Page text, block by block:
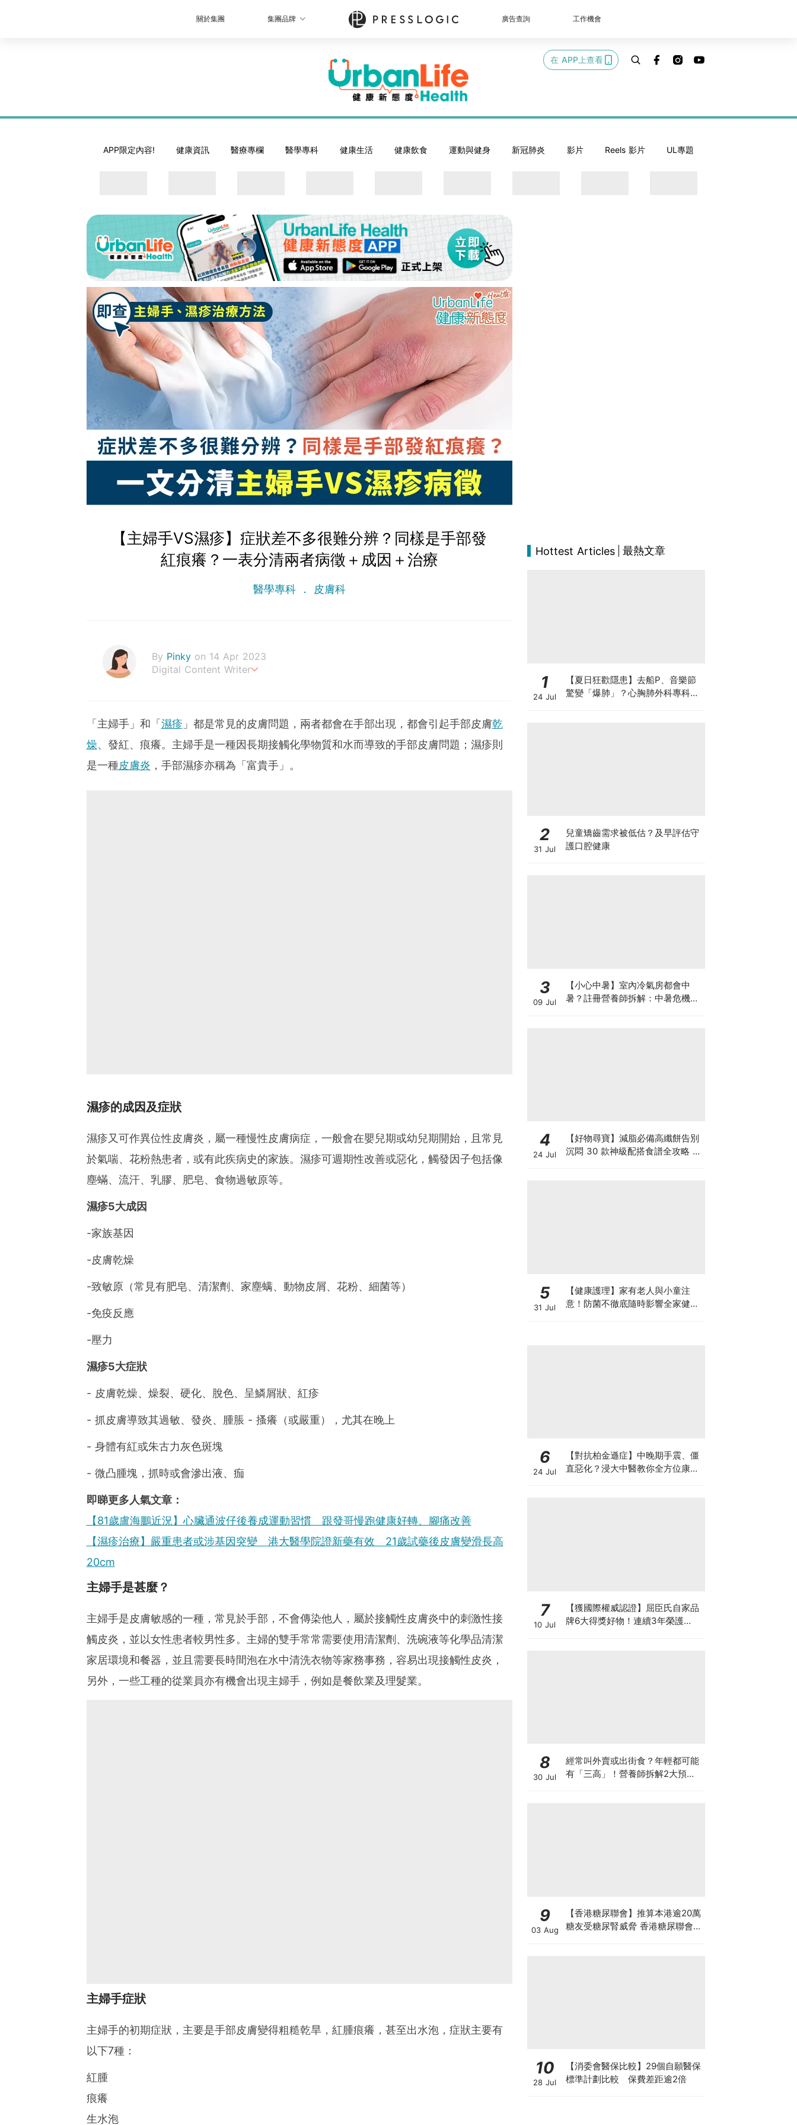
關於集團 集團品牌 廣告查詢 工作機會
在 APP上查看
APP限定內容! 健康資訊 醫療專欄 醫學專科 健康生活 健康飲食 運動與健身 新冠肺炎 影片 Reels 影片 UL專題
【主婦手VS濕疹】症狀差不多很難分辨？同樣是手部發
紅痕癢？一表分清兩者病徵＋成因＋治療
醫學專科 皮膚科
By Pinky on 14 Apr 2023
Digital Content Writer
「主婦手」和「 濕疹 」都是常見的皮膚問題，兩者都會在手部出現，都會引起手部皮膚乾
燥、發紅、痕癢。主婦手是一種因長期接觸化學物質和水而導致的手部皮膚問題；濕疹則
是一種皮膚炎 ，手部濕疹亦稱為「富貴手」。
濕疹的成因及症狀
濕疹又可作異位性皮膚炎，屬一種慢性皮膚病症，一般會在嬰兒期或幼兒期開始，且常見
於氣喘、花粉熱患者，或有此疾病史的家族。濕疹可週期性改善或惡化，觸發因子包括像
塵蟎、流汗、乳膠、肥皂、食物過敏原等。
濕疹5大成因
-家族基因
-皮膚乾燥
-致敏原（常見有肥皂、清潔劑、家塵螨、動物皮屑、花粉、細菌等）
-免疫反應
-壓力
濕疹5大症狀
- 皮膚乾燥、燥裂、硬化、脫色、呈鱗屑狀、紅疹
- 抓皮膚導致其過敏、發炎、腫脹 - 搔癢（或嚴重），尤其在晚上
- 身體有紅或朱古力灰色斑塊
- 微凸腫塊，抓時或會滲出液、痂
即睇更多人氣文章：
【81歲盧海鵬近況】心臟通波仔後養成運動習慣 跟發哥慢跑健康好轉、腳痛改善
【濕疹治療】嚴重患者或涉基因突變 港大醫學院證新藥有效 21歲試藥後皮膚變滑長高
20cm
主婦手是甚麼？
主婦手是皮膚敏感的一種，常見於手部，不會傳染他人，屬於接觸性皮膚炎中的刺激性接
觸皮炎，並以女性患者較男性多。主婦的雙手常常需要使用清潔劑、洗碗液等化學品清潔
家居環境和餐器，並且需要長時間泡在水中清洗衣物等家務事務，容易出現接觸性皮炎，
另外，一些工種的從業員亦有機會出現主婦手，例如是餐飲業及理髮業。
主婦手症狀
主婦手的初期症狀，主要是手部皮膚變得粗糙乾旱，紅腫痕癢，甚至出水泡，症狀主要有
以下7種：
紅腫
痕癢
生水泡
Hottest Articles 最熱文章
1
24 Jul
【夏日狂歡隱患】去船P、音樂節
驚變「爆肺」？心胸肺外科專科醫
2
31 Jul
兒童矯齒需求被低估？及早評估守
護口腔健康
3
09 Jul
【小心中暑】室內冷氣房都會中
暑？註冊營養師拆解：中暑危機及
4
24 Jul
【好物尋寶】減脂必備高纖餅告別
沉悶 30 款神級配搭食譜全攻略 日
5
31 Jul
【健康護理】家有老人與小童注
意！防菌不徹底隨時影響全家健康
6
24 Jul
【對抗柏金遜症】中晚期手震、僵
直惡化？浸大中醫教你全方位康復
7
10 Jul
【獲國際權威認證】屈臣氏自家品
牌6大得獎好物！連續3年榮護
8
30 Jul
經常叫外賣或出街食？年輕都可能
有「三高」！營養師拆解2大預防
9
03 Aug
【香港糖尿聯會】推算本港逾20萬
糖友受糖尿腎威脅 香港糖尿聯會
10
28 Jul
【消委會醫保比較】29個自願醫保
標準計劃比較 保費差距逾2倍